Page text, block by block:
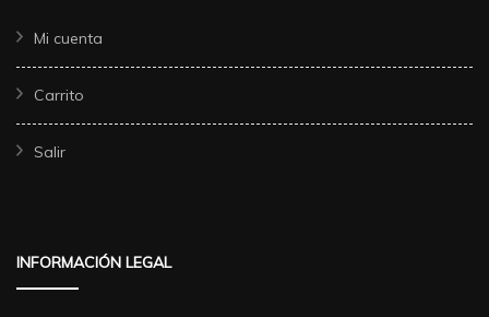
Mi cuenta
Carrito
Salir
INFORMACIÓN LEGAL